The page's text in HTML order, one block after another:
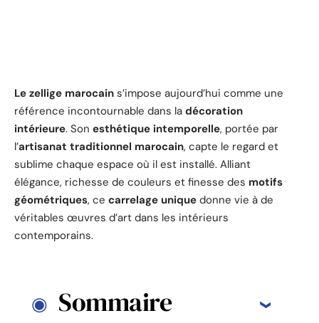
Le zellige marocain s’impose aujourd’hui comme une
référence incontournable dans la décoration
intérieure. Son esthétique intemporelle, portée par
l’artisanat traditionnel marocain, capte le regard et
sublime chaque espace où il est installé. Alliant
élégance, richesse de couleurs et finesse des motifs
géométriques, ce carrelage unique donne vie à de
véritables œuvres d’art dans les intérieurs
contemporains.
Sommaire